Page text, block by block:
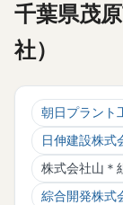
千葉県茂
社）
朝日プラント
日伸建設株式
株式会社山＊
綜合開発株式